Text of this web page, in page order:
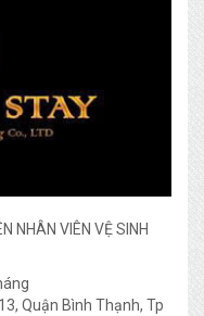
NHÂN VIÊN VỆ SINH
Quận Bình Thạnh, Tp